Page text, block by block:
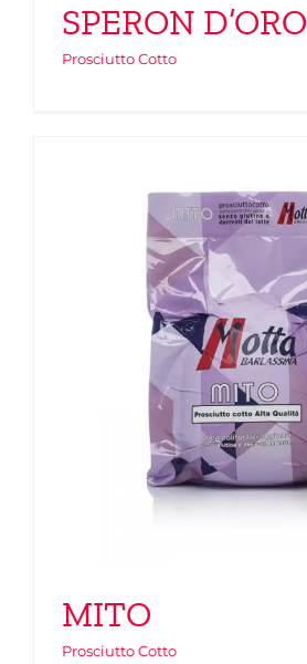
SPERON D’ORO
Prosciutto Cotto
MITO
Prosciutto Cotto